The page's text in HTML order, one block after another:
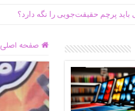
پرچم حقیقت‌جویی را نگه دارد؟
صفحه اصلی